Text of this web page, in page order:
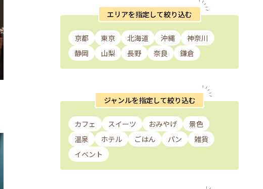
エリアを指定して絞り込む
京都 東京 北海道 沖縄
神奈川
静岡
山梨 長野 奈良 鎌倉
ジャンルを指定して絞り込む
カフェ スイーツ おみやげ
景色
温泉
ホテル ごはん パン
雑貨
イベント